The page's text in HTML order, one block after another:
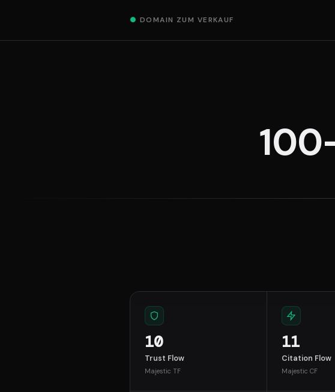
● DOMAIN ZUM VERKAUF
10
Trust Flow
Majestic TF
11
Citation Flow
Majestic CF